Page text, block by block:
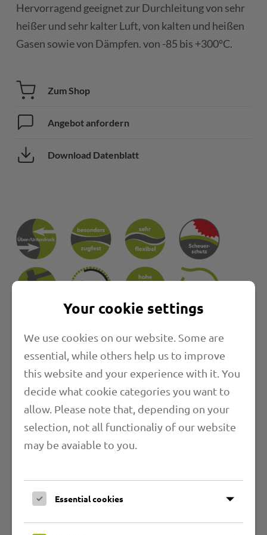
Hervorragend geeignet zur Durchleitung von sehr
heißer und sehr kalter Luft, von kalten und heißen
Gasen sowie von Dämpfen. von -85 bis +300°C.
Zum Shop
Angebot anfordern
Download Datenblatt
Eigenschaften
Länge
Anwendungsbereiche
Technische Angaben
Your cookie settings
We use cookies on our website. Some are
essential, while others help us to improve
this website and your experience with it. You
decide what cookie categories you want to
allow. Please note that, depending on your
selection, not all functionaliy of our website
may be avaiable to you.
Essential cookies